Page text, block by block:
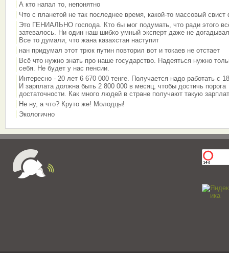
А кто напал то, непонятно
Что с планетой не так последнее время, какой-то массовый свист
Это ГЕНИАЛЬНО господа. Кто бы мог подумать, что ради этого
затевалось. Ни один наш шибко умный эксперт даже не
Все то думали, что жана казахстан наступит
нан придумал этот трюк путин повторил вот и токаев не отстает
Всё что нужно знать про наше государство. Надеяться нужно
себя. Не будет у нас пенсии.
Интересно - 20 лет 6 670 000 тенге. Получается надо работать с
И зарплата должна быть 2 800 000 в месяц, чтобы достичь порога
достаточности. Как много людей в стране получают такую
Не ну, а что? Круто же! Молодцы!
Экологично